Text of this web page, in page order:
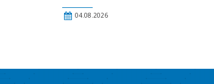
04.08.2026